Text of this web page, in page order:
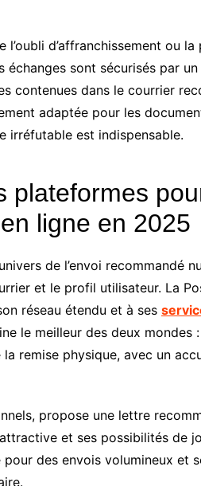
d’affranchissement ou
sont sécurisés par
contenues dans le courrier
adaptée pour les
irréfutable est indispensable.
ligne en 2025
de l’envoi recommandé
et le profil utilisateur. La
réseau étendu et à ses
le meilleur des deux mondes :
remise physique, avec un
propose une lettre
et ses possibilités de
des envois volumineux et